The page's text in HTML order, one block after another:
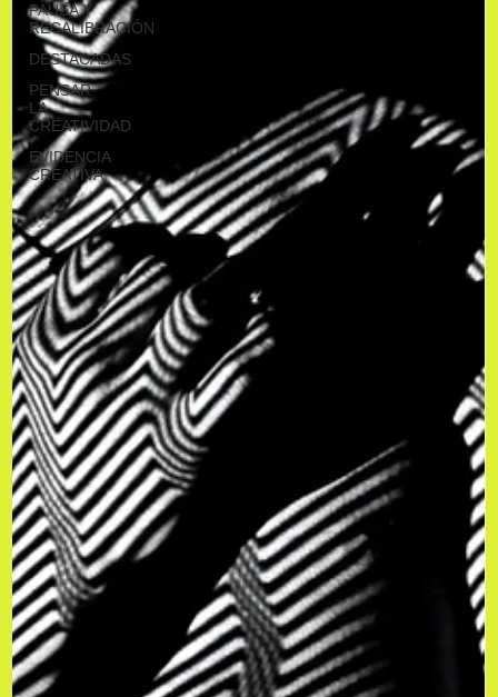
PAUSA Y
RECALIBRACIÓN
DESTACADAS
PENSAR
LA
CREATIVIDAD
EVIDENCIA
CREATIVA